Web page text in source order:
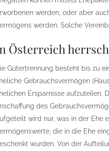
werden, oder aber
werden. Solche
Österreich
Gütertrennung besteht bis zu
Gebrauchsvermögen
Ersparnisse aufzuteilen.
des
wird nur, was in der Ehe
die in die Ehe
wurden. Von der